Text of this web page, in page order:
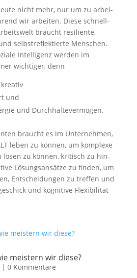
nicht mehr, nur um zu arbei­
wir arbei­ten. Die­se schnell­
braucht resi­li­en­te,
selbst­re­flek­tier­te Men­schen.
Intel­li­genz wer­den im
wich­ti­ger, denn
und
und Durchhaltevermögen.
braucht es im Unter­neh­men,
leben zu kön­nen, um kom­ple­xe
lösen zu kön­nen, kri­tisch zu hin­
Lösungs­an­sät­ze zu fin­den, um
Ent­schei­dun­gen zu tref­fen und
und kogni­ti­ve Fle­xi­bi­li­tät
meis­tern wir diese?
0 Kommentare